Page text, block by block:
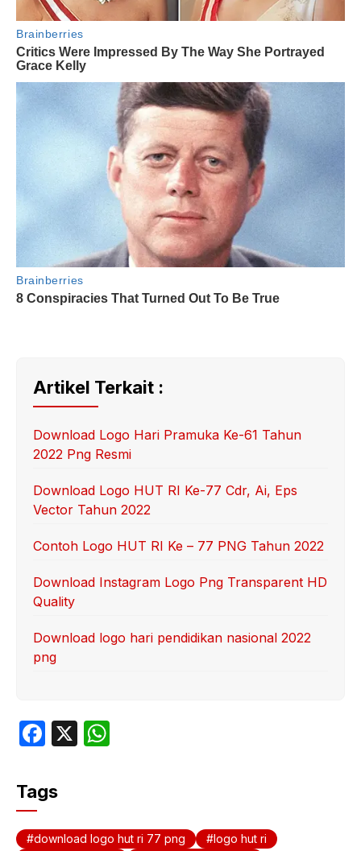
Artikel Terkait :
Download Logo Hari Pramuka Ke-61 Tahun
2022 Png Resmi
Download Logo HUT RI Ke-77 Cdr, Ai, Eps
Vector Tahun 2022
Contoh Logo HUT RI Ke – 77 PNG Tahun 2022
Download Instagram Logo Png Transparent HD
Quality
Download logo hari pendidikan nasional 2022
png
F
c
e
b
X
A
Tags
download logo hut ri 77 png
logo hut ri